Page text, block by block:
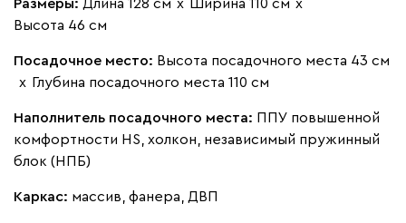
Размеры: Длина 128 см х Ширина 110 см х
Высота 46 см
Посадочное место: Высота посадочного места 43 см
х Глубина посадочного места 110 см
Наполнитель посадочного места: ППУ повышенной
комфортности HS, холкон, независимый пружинный
блок (НПБ)
Каркас: массив, фанера, ДВП